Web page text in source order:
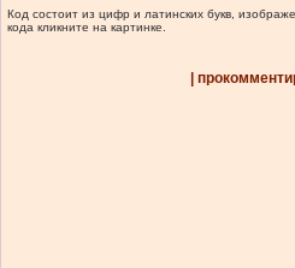
Код состоит из цифр и латинских букв,
кода кликните на картинке.
|